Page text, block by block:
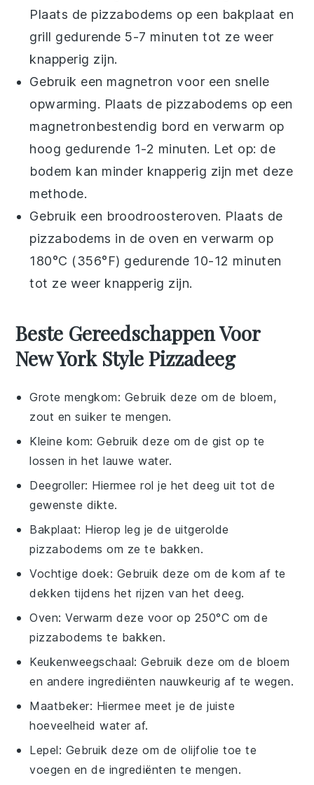
Plaats de pizzabodems op een bakplaat en
grill gedurende 5-7 minuten tot ze weer
knapperig zijn.
Gebruik een magnetron voor een snelle
opwarming. Plaats de pizzabodems op een
magnetronbestendig bord en verwarm op
hoog gedurende 1-2 minuten. Let op: de
bodem kan minder knapperig zijn met deze
methode.
Gebruik een broodroosteroven. Plaats de
pizzabodems in de oven en verwarm op
180°C (356°F) gedurende 10-12 minuten
tot ze weer knapperig zijn.
Beste Gereedschappen Voor
New York Style Pizzadeeg
Grote mengkom: Gebruik deze om de bloem,
zout en suiker te mengen.
Kleine kom: Gebruik deze om de gist op te
lossen in het lauwe water.
Deegroller: Hiermee rol je het deeg uit tot de
gewenste dikte.
Bakplaat: Hierop leg je de uitgerolde
pizzabodems om ze te bakken.
Vochtige doek: Gebruik deze om de kom af te
dekken tijdens het rijzen van het deeg.
Oven: Verwarm deze voor op 250°C om de
pizzabodems te bakken.
Keukenweegschaal: Gebruik deze om de bloem
en andere ingrediënten nauwkeurig af te wegen.
Maatbeker: Hiermee meet je de juiste
hoeveelheid water af.
Lepel: Gebruik deze om de olijfolie toe te
voegen en de ingrediënten te mengen.